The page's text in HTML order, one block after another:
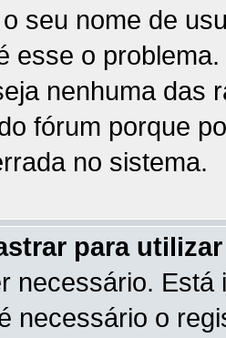
seu nome de
esse o
nenhuma das
fórum porque
no sistema.
para
necessário.
necessário o